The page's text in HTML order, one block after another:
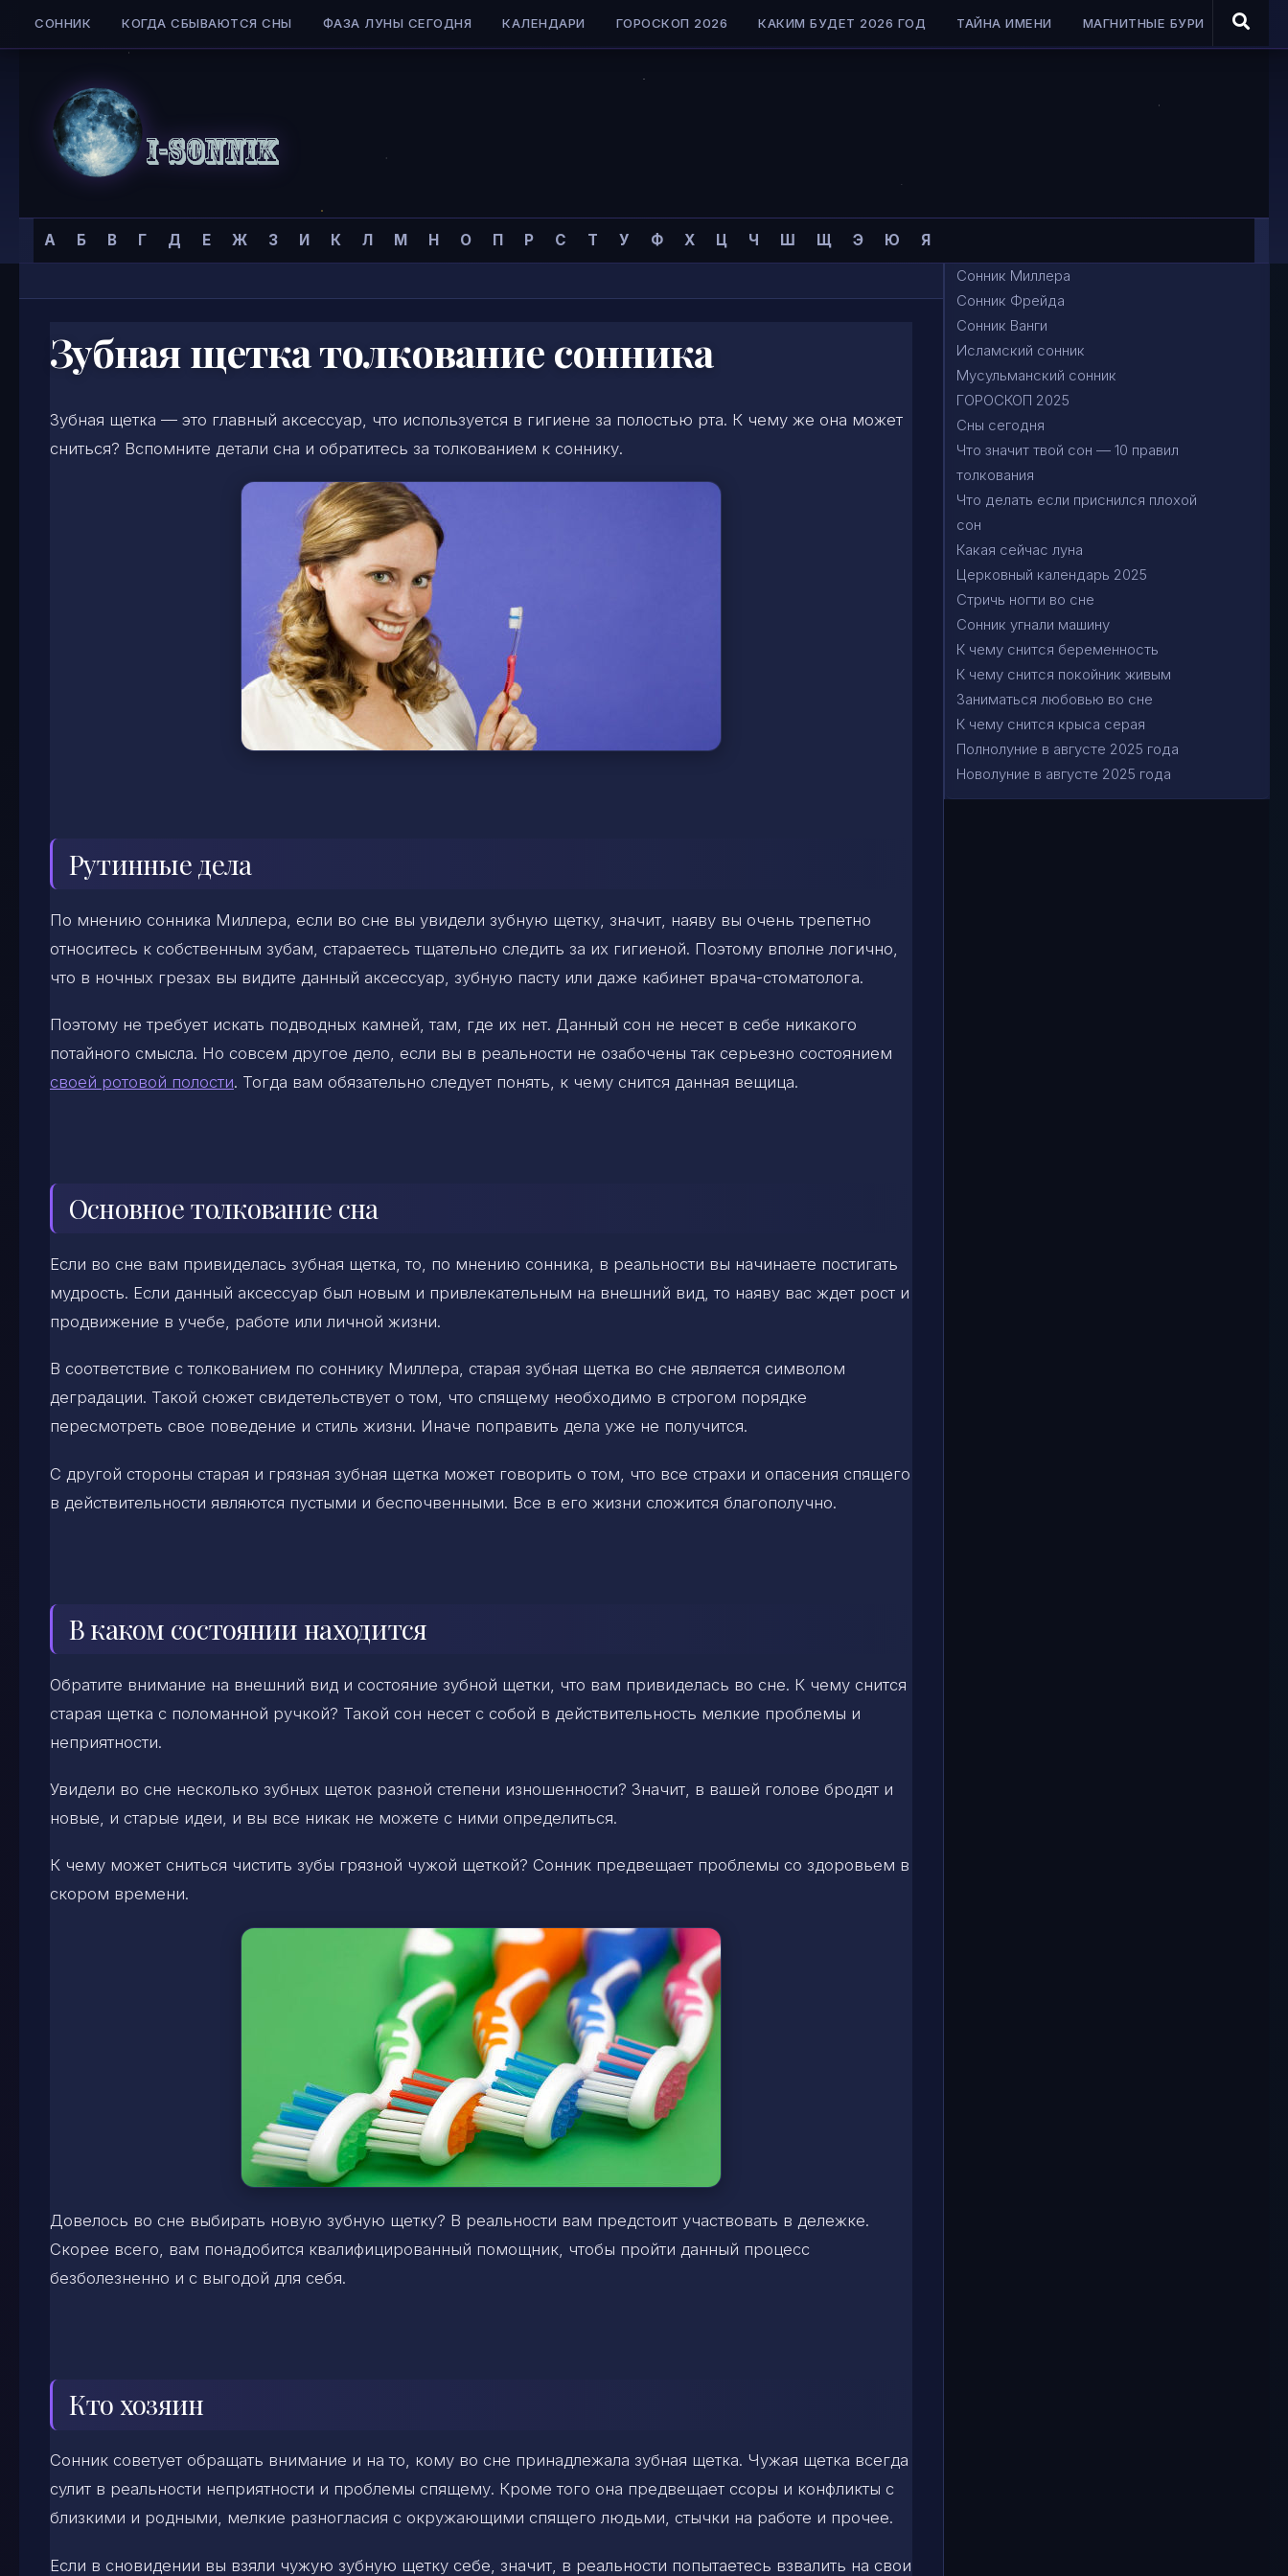
Skip to content
СОННИК КОГДА СБЫВАЮТСЯ СНЫ ФАЗА ЛУНЫ СЕГОДНЯ КАЛЕНДАРИ ГОРОСКОП 2026 КАКИМ БУДЕТ 2026 ГОД ТАЙНА ИМЕНИ МАГНИТНЫЕ БУРИ
Сонник
I-
А Б В Г Д Е Ж З И К Л М Н О П Р С Т У Ф Х Ц Ч Ш Щ Э Ю Я
Главная страница »Сонник »З»
Зубная щетка толкование сонника
Зубная щетка — это главный аксессуар, что используется в гигиене за полостью рта. К чему же она может
сниться? Вспомните детали сна и обратитесь за толкованием к соннику.
Рутинные дела
По мнению сонника Миллера, если во сне вы увидели зубную щетку, значит, наяву вы очень трепетно
относитесь к собственным зубам, стараетесь тщательно следить за их гигиеной. Поэтому вполне логично,
что в ночных грезах вы видите данный аксессуар, зубную пасту или даже кабинет врача-стоматолога.
Поэтому не требует искать подводных камней, там, где их нет. Данный сон не несет в себе никакого
потайного смысла. Но совсем другое дело, если вы в реальности не озабочены так серьезно состоянием
своей ротовой полости. Тогда вам обязательно следует понять, к чему снится данная вещица.
Основное толкование сна
Если во сне вам привиделась зубная щетка, то, по мнению сонника, в реальности вы начинаете постигать
мудрость. Если данный аксессуар был новым и привлекательным на внешний вид, то наяву вас ждет рост и
продвижение в учебе, работе или личной жизни.
В соответствие с толкованием по соннику Миллера, старая зубная щетка во сне является символом
деградации. Такой сюжет свидетельствует о том, что спящему необходимо в строгом порядке
пересмотреть свое поведение и стиль жизни. Иначе поправить дела уже не получится.
С другой стороны старая и грязная зубная щетка может говорить о том, что все страхи и опасения спящего
в действительности являются пустыми и беспочвенными. Все в его жизни сложится благополучно.
В каком состоянии находится
Обратите внимание на внешний вид и состояние зубной щетки, что вам привиделась во сне. К чему снится
старая щетка с поломанной ручкой? Такой сон несет с собой в действительность мелкие проблемы и
неприятности.
Увидели во сне несколько зубных щеток разной степени изношенности? Значит, в вашей голове бродят и
новые, и старые идеи, и вы все никак не можете с ними определиться.
К чему может сниться чистить зубы грязной чужой щеткой? Сонник предвещает проблемы со здоровьем в
скором времени.
Довелось во сне выбирать новую зубную щетку? В реальности вам предстоит участвовать в дележке.
Скорее всего, вам понадобится квалифицированный помощник, чтобы пройти данный процесс
безболезненно и с выгодой для себя.
Кто хозяин
Сонник советует обращать внимание и на то, кому во сне принадлежала зубная щетка. Чужая щетка всегда
сулит в реальности неприятности и проблемы спящему. Кроме того она предвещает ссоры и конфликты с
близкими и родными, мелкие разногласия с окружающими спящего людьми, стычки на работе и прочее.
Если в сновидении вы взяли чужую зубную щетку себе, значит, в реальности попытаетесь взвалить на свои
Сонник Миллера
Сонник Фрейда
Сонник Ванги
Исламский сонник
Мусульманский сонник
ГОРОСКОП 2025
Сны сегодня
Что значит твой сон — 10 правил
толкования
Что делать если приснился плохой
сон
Какая сейчас луна
Церковный календарь 2025
Стричь ногти во сне
Сонник угнали машину
К чему снится беременность
К чему снится покойник живым
Заниматься любовью во сне
К чему снится крыса серая
Полнолуние в августе 2025 года
Новолуние в августе 2025 года